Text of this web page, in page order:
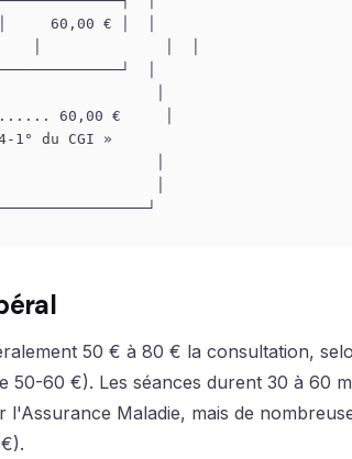
60,00 € │  │
│              │  │
│
60,00 €     │
4-1° du CGI »                           │
│
50 € à 80 € la consultation,
60 €). Les séances durent 30 à 60
Maladie, mais de